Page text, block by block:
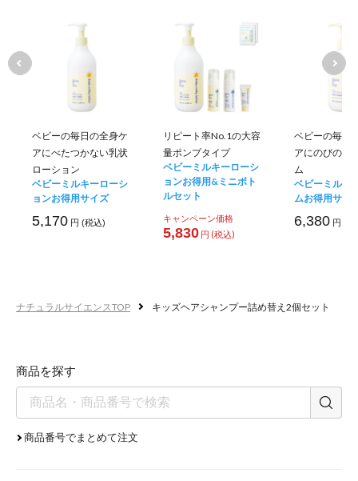
低刺激処方
ベビーの毎日の全身ケ
アにべたつかない乳状
ローション
ベビーミルキーローシ
ョンお得用サイズ
5,170 円 (税込)
リピート率No.1の大容
量ポンプタイプ
ベビーミルキーローシ
ョンお得用&ミニボト
ルセット
キャンペーン価格
5,830 円 (税込)
ベビーの毎日
アにのびのい
ム
ベビーミルキ
ムお得用サイ
6,380 円 (税
ナチュラルサイエンスTOP キッズヘアシャンプー詰め替え2個セット
商品を探す
商品番号でまとめて注文